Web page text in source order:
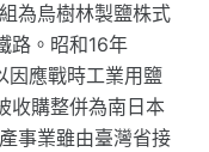
為烏樹林製鹽株式
路。昭和16年
因應戰時工業用鹽
收購整併為南日本
事業雖由臺灣省接